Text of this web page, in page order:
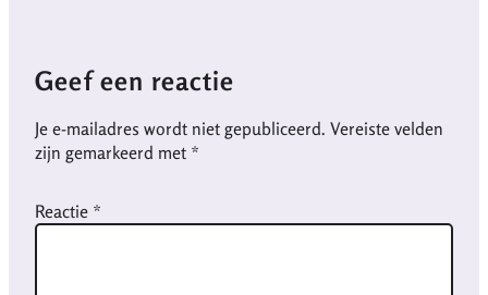
Geef een reactie
Je e-mailadres wordt niet gepubliceerd. Vereiste velden
zijn gemarkeerd met *
Reactie *